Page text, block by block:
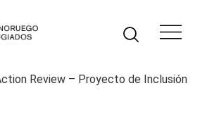
Review – Proyecto de Inclusión